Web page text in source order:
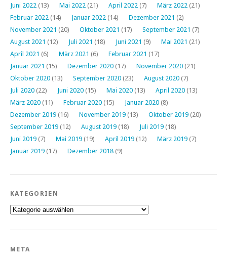
Juni 2022 (13) Mai 2022 (21) April 2022 (7) März 2022 (21)
Februar 2022 (14) Januar 2022 (14) Dezember 2021 (2)
November 2021 (20) Oktober 2021 (17) September 2021 (7)
August 2021 (12) Juli 2021 (18) Juni 2021 (9) Mai 2021 (21)
April 2021 (6) März 2021 (6) Februar 2021 (17)
Januar 2021 (15) Dezember 2020 (17) November 2020 (21)
Oktober 2020 (13) September 2020 (23) August 2020 (7)
Juli 2020 (22) Juni 2020 (15) Mai 2020 (13) April 2020 (13)
März 2020 (11) Februar 2020 (15) Januar 2020 (8)
Dezember 2019 (16) November 2019 (13) Oktober 2019 (20)
September 2019 (12) August 2019 (18) Juli 2019 (18)
Juni 2019 (7) Mai 2019 (19) April 2019 (12) März 2019 (7)
Januar 2019 (17) Dezember 2018 (9)
KATEGORIEN
Kategorien
META